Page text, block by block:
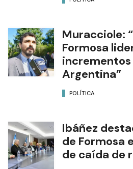
Muracciole:
Formosa
incrementos
Argentina”
POLÍTICA
Ibáñez
de Formosa
de caída de